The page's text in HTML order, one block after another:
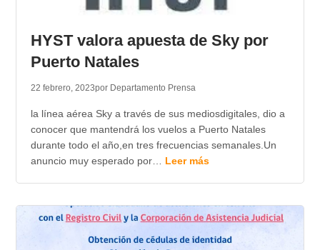
HYST valora apuesta de Sky por
Puerto Natales
22 febrero, 2023por Departamento Prensa
la línea aérea Sky a través de sus mediosdigitales, dio a
conocer que mantendrá los vuelos a Puerto Natales
durante todo el año,en tres frecuencias semanales.Un
anuncio muy esperado por… Leer más